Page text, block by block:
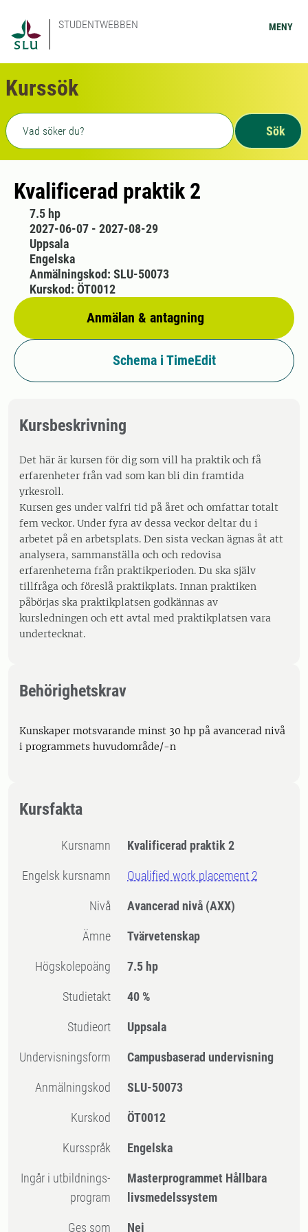
STUDENTWEBBEN MENY
Kurssök
Fritext sökning
Sök
Kvalificerad praktik 2
7.5 hp
2027-06-07 - 2027-08-29
Uppsala
Engelska
Anmälan & antagning
Anmälningskod: SLU-50073
Kurskod: ÖT0012
Schema i TimeEdit
Kursbeskrivning
Det här är kursen för dig som vill ha praktik och få
erfarenheter från vad som kan bli din framtida
yrkesroll.
Kursen ges under valfri tid på året och omfattar totalt
fem veckor. Under fyra av dessa veckor deltar du i
arbetet på en arbetsplats. Den sista veckan ägnas åt att
analysera, sammanställa och och redovisa
erfarenheterna från praktikperioden. Du ska själv
tillfråga och föreslå praktikplats. Innan praktiken
påbörjas ska praktikplatsen godkännas av
kursledningen och ett avtal med praktikplatsen vara
undertecknat.
Behörighetskrav
Kunskaper motsvarande minst 30 hp på avancerad nivå
i programmets huvudområde/-n
Kursfakta
Kursnamn Kvalificerad praktik 2
Engelsk kursnamn Qualified work placement 2
Nivå Avancerad nivå (AXX)
Ämne Tvärvetenskap
högskolepoäng 7.5 hp
Studietakt 40 %
Studieort Uppsala
Undervisningsform Campusbaserad undervisning
Anmälningskod SLU-50073
Kurskod ÖT0012
Kursspråk Engelska
Ingår i utbildnings-
program
Masterprogrammet Hållbara
livsmedelssystem
Ges som Nej